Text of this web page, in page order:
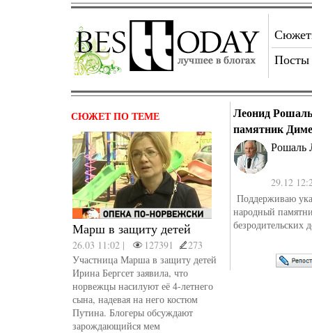
Посты
СЮЖЕТ ПО ТЕМЕ
Марш в защиту детей
26.03 11:02 | 127391
273
Участница Марша в защиту детей
Ирина Бергсет заявила, что
норвежцы насилуют её 4-летнего
сына, надевая на него костюм
Путина. Блогеры обсуждают
зарождающийся мем
Леонид
памятник
Рошаль
29.12
Поддерживаю
народный
безродительских